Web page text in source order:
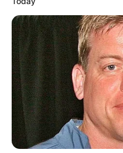
Bementem a
nagyjából 12:30
bejelentsem az
este, és hogyan
Ott az ügyet nem
küldtek el: